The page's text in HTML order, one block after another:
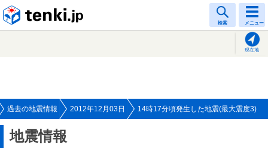
検索 メニュー
現在地
過去の地震情報 2012年12月03日 14時17分頃発生した地震(最大震度3)
地震情報